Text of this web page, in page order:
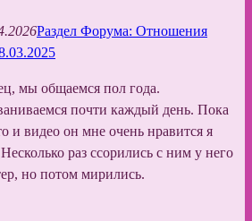
Раздел Форума: Отношения
мы общаемся пол года.
почти каждый день. Пока
и видео он мне очень нравится я
раз ссорились с ним у него
но потом мирились.